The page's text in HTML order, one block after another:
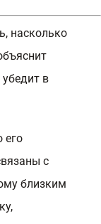
насколько
в
его
с
близким